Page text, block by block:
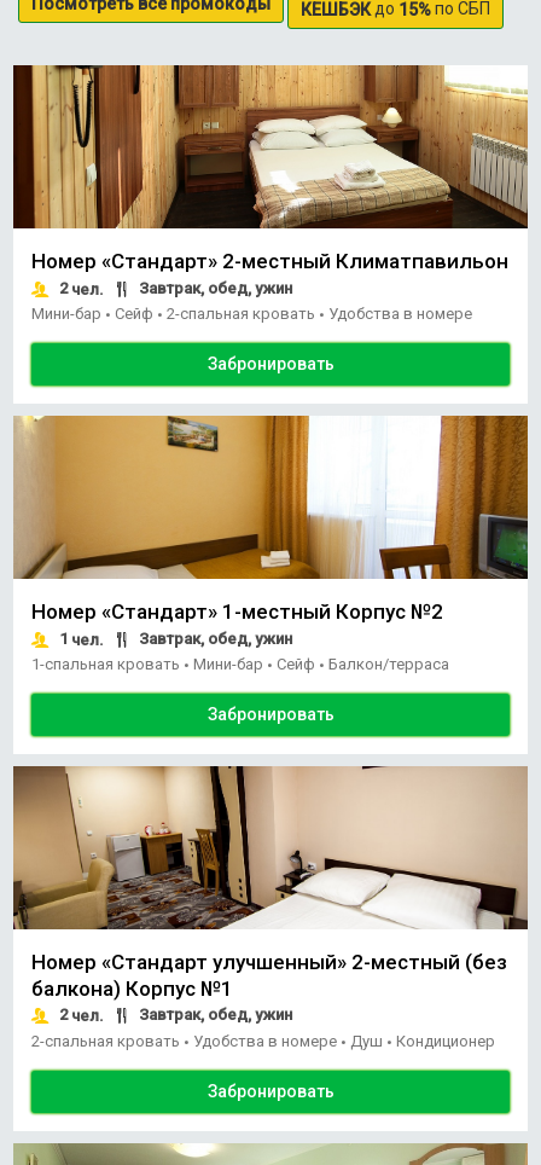
Посмотреть все промокоды КЕШБЭКдо 15%по СБП
Номер «Стандарт» 2-местный Климатпавильон
2чел.
Завтрак, обед, ужин
Мини-бар • Сейф • 2-спальная кровать • Удобства в номере
Забронировать
Номер «Стандарт» 1-местный Корпус №2
1 чел.
Завтрак, обед, ужин
1-спальная кровать • Мини-бар • Сейф • Балкон/терраса
Забронировать
Номер «Стандарт улучшенный» 2-местный (без
балкона) Корпус №1
2чел.
Завтрак, обед, ужин
2-спальная кровать • Удобства в номере • Душ • Кондиционер
Забронировать